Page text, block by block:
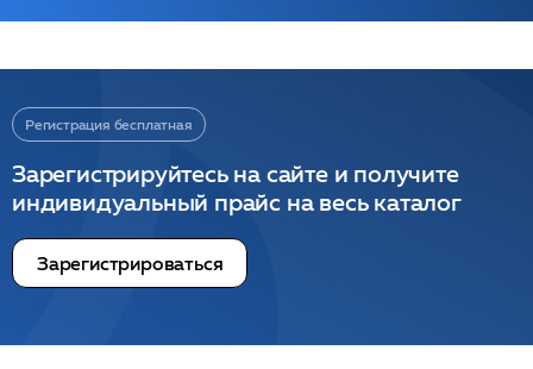
Регистрация бесплатная
Зарегистрируйтесь на сайте и получите
индивидуальный прайс на весь каталог
Зарегистрироваться